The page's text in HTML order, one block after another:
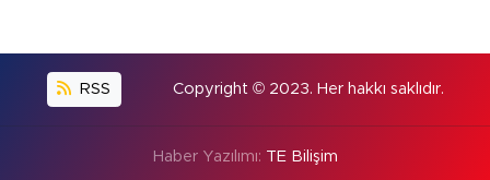
RSS Copyright © 2023. Her hakkı saklıdır.
Haber Yazılımı: TE Bilişim